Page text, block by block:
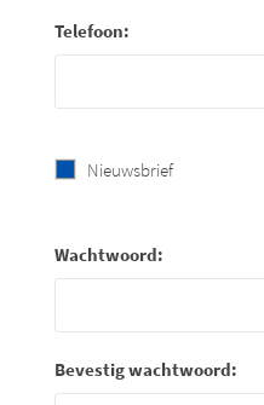
Telefoon:
Nieuwsbrief
Wachtwoord:
Bevestig wachtwoord: